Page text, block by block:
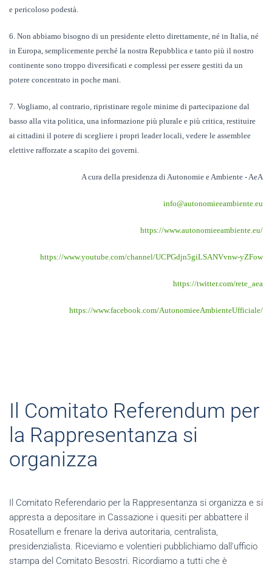
e pericoloso podestà.
6. Non abbiamo bisogno di un presidente eletto direttamente, né in Italia, né
in Europa, semplicemente perché la nostra Repubblica e tanto più il nostro
continente sono troppo diversificati e complessi per essere gestiti da un
potere concentrato in poche mani.
7. Vogliamo, al contrario, ripristinare regole minime di partecipazione dal
basso alla vita politica, una informazione più plurale e più critica, restituire
ai cittadini il potere di scegliere i propri leader locali, vedere le assemblee
elettive rafforzate a scapito dei governi.
A cura della presidenza di Autonomie e Ambiente - AeA
info@autonomieeambiente.eu
https://www.autonomieeambiente.eu/
https://www.youtube.com/channel/UCPGdjn5giLSANVvnw-yZFow
https://twitter.com/rete_aea
https://www.facebook.com/AutonomieeAmbienteUfficiale/
Il Comitato Referendum per
la Rappresentanza si
organizza
Il Comitato Referendario per la Rappresentanza si organizza e si
appresta a depositare in Cassazione i quesiti per abbattere il
Rosatellum e frenare la deriva autoritaria, centralista,
presidenzialista. Riceviamo e volentieri pubblichiamo dall'ufficio
stampa del Comitato Besostri. Ricordiamo a tutti che è